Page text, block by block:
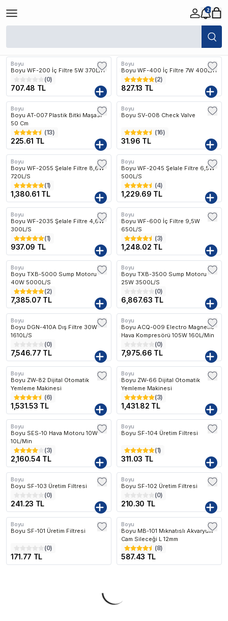
2
/
Boyu
Boyu WF-200 İç Filtre 5W 370L/H
(0)
707.48 TL
Boyu
Boyu WF-400 İç Filtre 7W 400L/H
(2)
827.13 TL
Boyu
Boyu AT-007 Plastik Bitki Maşası
50 Cm
(13)
225.61 TL
Boyu
Boyu SV-008 Check Valve
(16)
31.96 TL
Kargo Bedava
Boyu
Boyu WF-2055 Şelale Filtre 8,6W
720L/S
(1)
1,380.61 TL
Kargo Bedava
Boyu
Boyu WF-2045 Şelale Filtre 6,5W
500L/S
(4)
1,229.69 TL
Boyu
Boyu WF-2035 Şelale Filtre 4,6W
300L/S
(1)
937.09 TL
Kargo Bedava
Boyu
Boyu WF-600 İç Filtre 9,5W
650L/S
(3)
1,248.02 TL
Kargo Bedava
Boyu
Boyu TXB-5000 Sump Motoru
40W 5000L/S
(2)
7,385.07 TL
Kargo Bedava
Boyu
Boyu TXB-3500 Sump Motoru
25W 3500L/S
(0)
6,867.63 TL
Kargo Bedava
Boyu
Boyu DGN-410A Dış Filtre 30W
1610L/S
(0)
7,546.77 TL
Kargo Bedava
Boyu
Boyu ACQ-009 Electro Magnetic
Hava Kompresörü 105W 160L/Min
(0)
7,975.66 TL
Kargo Bedava
Boyu
Boyu ZW-82 Dijital Otomatik
Yemleme Makinesi
(6)
1,531.53 TL
Kargo Bedava
Boyu
Boyu ZW-66 Dijital Otomatik
Yemleme Makinesi
(3)
1,431.82 TL
Kargo Bedava
Boyu
Boyu SES-10 Hava Motoru 10W
10L/Min
(3)
2,160.54 TL
Boyu
Boyu SF-104 Üretim Filtresi
(1)
311.03 TL
Boyu
Boyu SF-103 Üretim Filtresi
(0)
241.23 TL
Boyu
Boyu SF-102 Üretim Filtresi
(0)
210.30 TL
Boyu
Boyu SF-101 Üretim Filtresi
(0)
171.77 TL
Boyu
Boyu MB-101 Mıknatıslı Akvaryum
Cam Sileceği L 12mm
(8)
587.43 TL